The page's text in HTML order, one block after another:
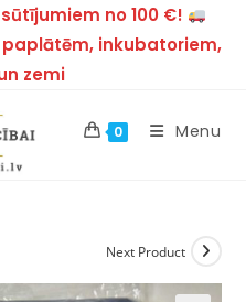
no 100 €!
inkubatoriem,
zemi
0 Menu
Next Product